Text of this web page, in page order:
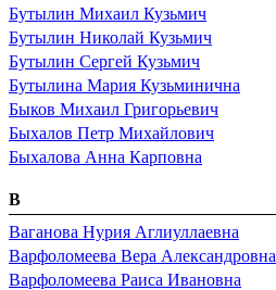
Бутылин Михаил Кузьмич
Бутылин Николай Кузьмич
Бутылин Сергей Кузьмич
Бутылина Мария Кузьминична
Быков Михаил Григорьевич
Быхалов Петр Михайлович
Быхалова Анна Карповна
В
Ваганова Нурия Аглиуллаевна
Варфоломеева Вера Александровна
Варфоломеева Раиса Ивановна